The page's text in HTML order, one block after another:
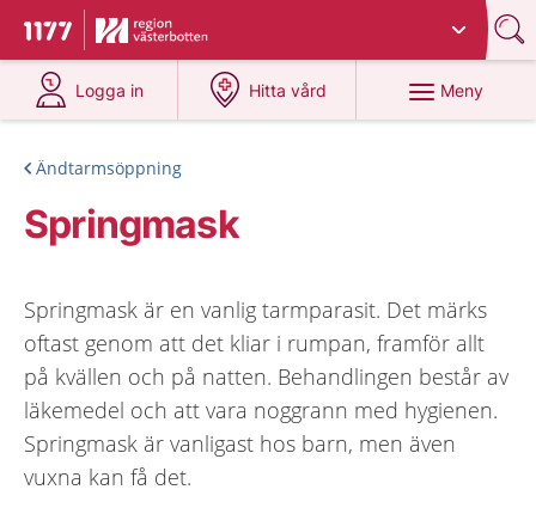
Till startsidan för 1177
Du har valt region
Logga in
på 1177.se
Hitta vård
på 1177.se
Meny
Ändtarmsöppning
Springmask
Springmask är en vanlig tarmparasit. Det märks
oftast genom att det kliar i rumpan, framför allt
på kvällen och på natten. Behandlingen består av
läkemedel och att vara noggrann med hygienen.
Springmask är vanligast hos barn, men även
vuxna kan få det.